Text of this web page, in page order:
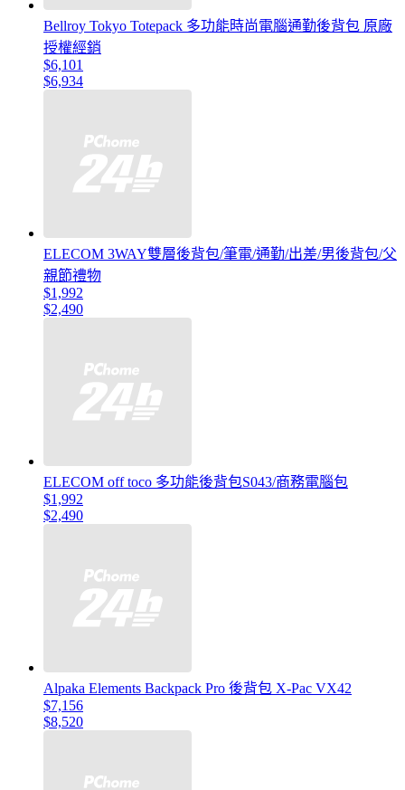
Bellroy Tokyo Totepack 多功能時尚電腦通勤後背包 原廠
授權經銷
$6,101
$6,934
ELECOM 3WAY雙層後背包/筆電/通勤/出差/男後背包/父
親節禮物
$1,992
$2,490
ELECOM off toco 多功能後背包S043/商務電腦包
$1,992
$2,490
Alpaka Elements Backpack Pro 後背包 X-Pac VX42
$7,156
$8,520